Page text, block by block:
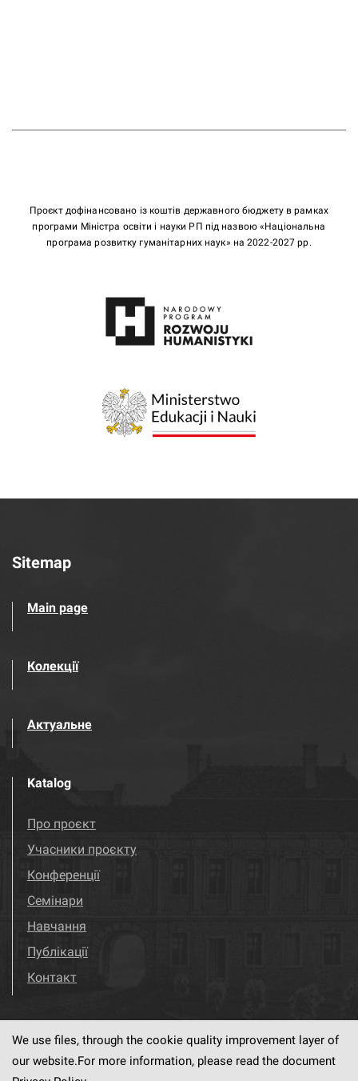
Проєкт дофінансовано із коштів державного бюджету в рамках
програми Міністра освіти і науки РП під назвою «Національна
програма розвитку гуманітарних наук» на 2022-2027 рр.
Sitemap
Main page
Колекції
Актуальне
Katalog
Про проєкт
Учасники проєкту
Конференції
Семінари
Навчання
Публікації
Контакт
Visit us! Facebook
We use files, through the cookie quality improvement layer of
our website.For more information, please read the document